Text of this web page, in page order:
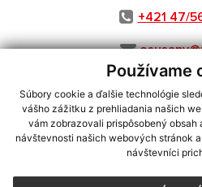
Používame
Súbory cookie a ďalšie technológie
vášho zážitku z prehliadania našich
vám zobrazovali prispôsobený obsah
návštevnosti našich webových stránok
návštevníci
+421 47/
využite možnosť získavania
CMS systém (redakčný) systém
webex.digital, s.r.o.,